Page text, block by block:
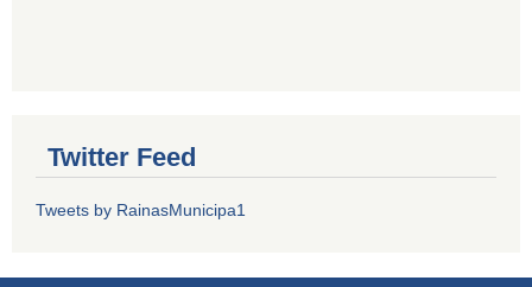
Twitter Feed
Tweets by RainasMunicipa1